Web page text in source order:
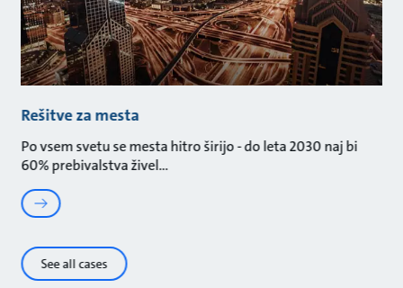
Rešitve za mesta
Po vsem svetu se mesta hitro širijo - do leta 2030 naj bi
60% prebivalstva živel
See all cases